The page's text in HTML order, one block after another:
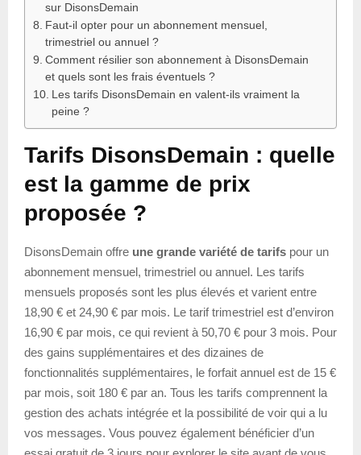
sur DisonsDemain
Faut-il opter pour un abonnement mensuel,
trimestriel ou annuel ?
Comment résilier son abonnement à DisonsDemain
et quels sont les frais éventuels ?
Les tarifs DisonsDemain en valent-ils vraiment la
peine ?
Tarifs DisonsDemain : quelle
est la gamme de prix
proposée ?
DisonsDemain offre une grande variété de tarifs pour un
abonnement mensuel, trimestriel ou annuel. Les tarifs
mensuels proposés sont les plus élevés et varient entre
18,90 € et 24,90 € par mois. Le tarif trimestriel est d’environ
16,90 € par mois, ce qui revient à 50,70 € pour 3 mois. Pour
des gains supplémentaires et des dizaines de
fonctionnalités supplémentaires, le forfait annuel est de 15 €
par mois, soit 180 € par an. Tous les tarifs comprennent la
gestion des achats intégrée et la possibilité de voir qui a lu
vos messages. Vous pouvez également bénéficier d’un